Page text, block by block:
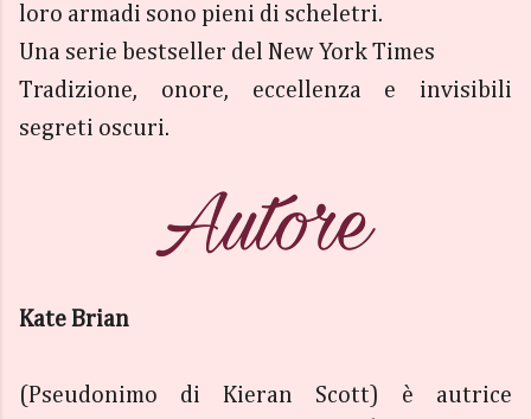
loro armadi sono pieni di scheletri.
Una serie bestseller del New York Times
Tradizione, onore, eccellenza e invisibili
segreti oscuri.
Kate Brian
(Pseudonimo di Kieran Scott) è autrice